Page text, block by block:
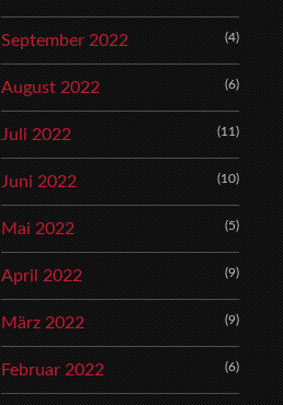
September 2022 (4)
August 2022 (6)
Juli 2022 (11)
Juni 2022 (10)
Mai 2022 (5)
April 2022 (9)
März 2022 (9)
Februar 2022 (6)